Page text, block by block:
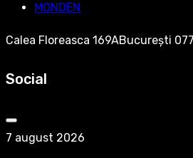
MONDEN
Calea Floreasca 169ABucurești
Social
7 august 2026